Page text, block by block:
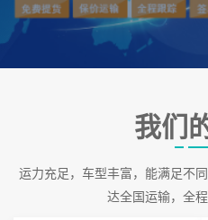
我们
运力充足，车型丰富，能满足不
达全国运输，全